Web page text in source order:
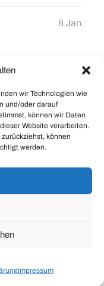
wir Technologien wie
und/oder darauf
können wir Daten
Website verarbeiten.
können
werden.
Impressum
8 Jan.